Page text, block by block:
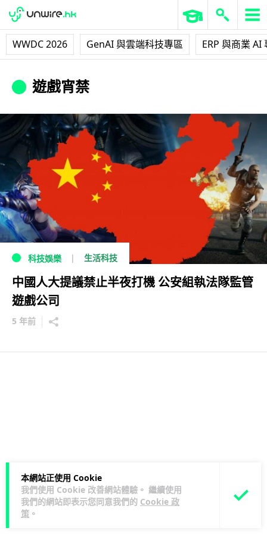
WWDC 2026 GenAI 與雲端科技專區 ERP 與商業 AI
本網站正使用 Cookie
我們使用 Cookie 改善網站體驗。 繼續使用
我們的網站即表示您同意我們的 Cookie 政
策 。
遊戲宵禁
科技娛樂 生活科技
中國人大提議禁止半夜打機 公安組執法隊監管
遊戲公司
5 年前